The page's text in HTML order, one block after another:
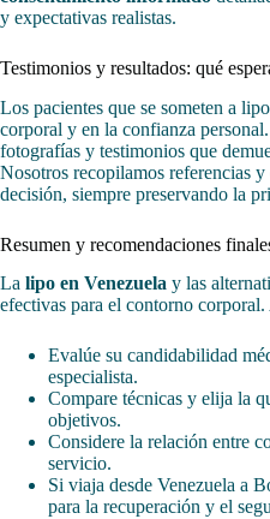
y expectativas realistas.
Testimonios y resultados: qué
Los pacientes que se someten a
corporal y en la confianza
fotografías y testimonios que
Nosotros recopilamos referencias
decisión, siempre preservando la
Resumen y recomendaciones
La lipo en Venezuela y las
efectivas para el contorno
Evalúe su candidabilidad
especialista.
Compare técnicas y elija la
objetivos.
Considere la relación entre
servicio.
Si viaja desde Venezuela a
para la recuperación y el